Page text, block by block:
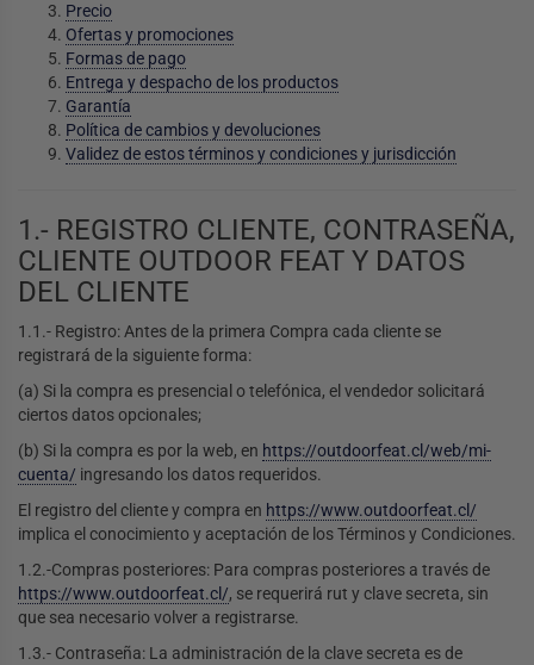
SACOS DE DORMIR
COLCHONES INFLABLES Y COLCHONETAS
DE CAMPING
CARPAS Y TOLDOS
BASTONES DE TREKKING
PALAS PARA CAMPING
INFLADORES
ACCESORIOS DE CAMPING
ILUMINACIÓN Y ÓPTICA
Y NAVAJAS
ZIPPO
DE PESCA
HOMBRE Y MUJER
Y CLAVOS
DE AMARRE
DE CUERDA
DE ESCALADA Y MONTAÑA
PARA BICICLETAS
Precio
Ofertas y promociones
Formas de pago
Entrega y despacho de los productos
Garantía
Política de cambios y devoluciones
Validez de estos términos y condiciones y jurisdicción
1.- REGISTRO CLIENTE, CONTRASEÑA,
CLIENTE OUTDOOR FEAT Y DATOS
DEL CLIENTE
1.1.- Registro: Antes de la primera Compra cada cliente se
registrará de la siguiente forma:
(a) Si la compra es presencial o telefónica, el vendedor solicitará
ciertos datos opcionales;
(b) Si la compra es por la web, en https://outdoorfeat.cl/web/mi-
cuenta/ ingresando los datos requeridos.
El registro del cliente y compra en https://www.outdoorfeat.cl/
implica el conocimiento y aceptación de los Términos y Condiciones.
1.2.-Compras posteriores: Para compras posteriores a través de
https://www.outdoorfeat.cl/, se requerirá rut y clave secreta, sin
que sea necesario volver a registrarse.
1.3.- Contraseña: La administración de la clave secreta es de